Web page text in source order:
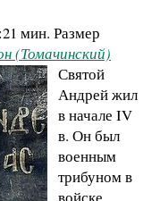
мин. Размер
(Томачинский)
Святой
Андрей жил
в начале IV
в. Он был
военным
трибуном в
войске